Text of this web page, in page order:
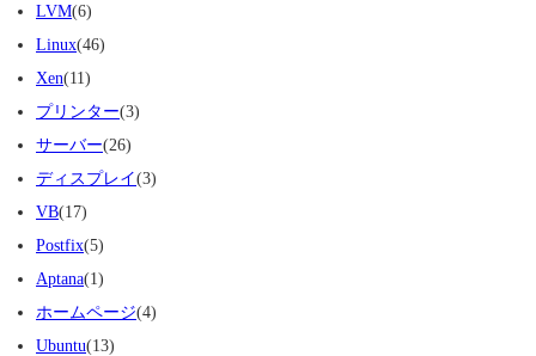
LVM(6)
Linux(46)
Xen(11)
プリンター(3)
サーバー(26)
ディスプレイ(3)
VB(17)
Postfix(5)
Aptana(1)
ホームページ(4)
Ubuntu(13)